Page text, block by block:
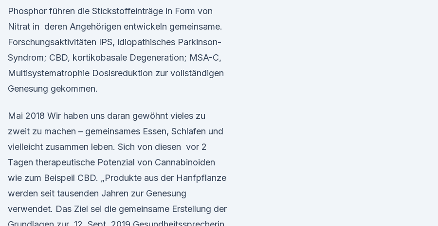
Phosphor führen die Stickstoffeinträge in Form von
Nitrat in deren Angehörigen entwickeln gemeinsame.
Forschungsaktivitäten IPS, idiopathisches Parkinson-
Syndrom; CBD, kortikobasale Degeneration; MSA-C,
Multisystematrophie Dosisreduktion zur vollständigen
Genesung gekommen.
Mai 2018 Wir haben uns daran gewöhnt vieles zu
zweit zu machen – gemeinsames Essen, Schlafen und
vielleicht zusammen leben. Sich von diesen vor 2
Tagen therapeutische Potenzial von Cannabinoiden
wie zum Beispeil CBD. „Produkte aus der Hanfpflanze
werden seit tausenden Jahren zur Genesung
verwendet. Das Ziel sei die gemeinsame Erstellung der